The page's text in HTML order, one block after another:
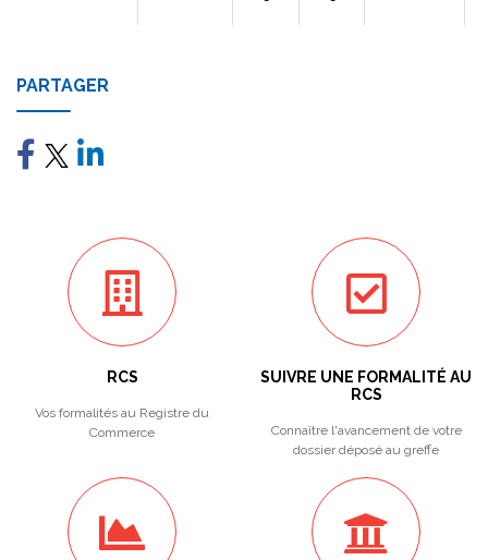
PARTAGER
RCS
Vos formalités au Registre du
Commerce
SUIVRE UNE FORMALITÉ AU
RCS
Connaître l'avancement de votre
dossier déposé au greffe